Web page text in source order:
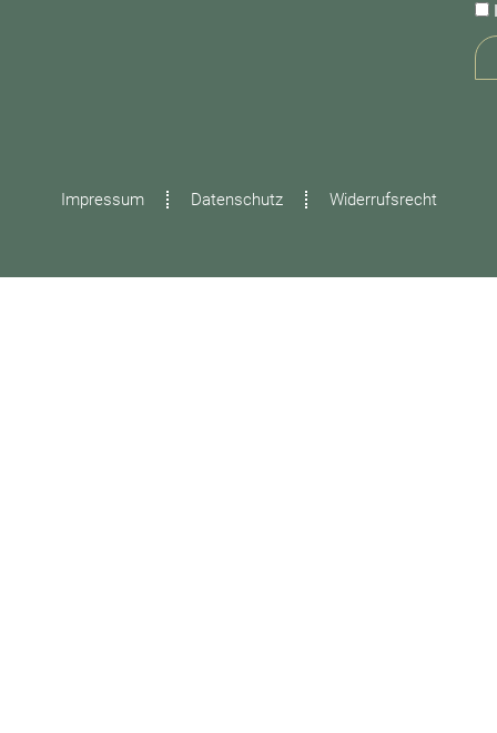
Impressum Datenschutz Widerrufsrecht